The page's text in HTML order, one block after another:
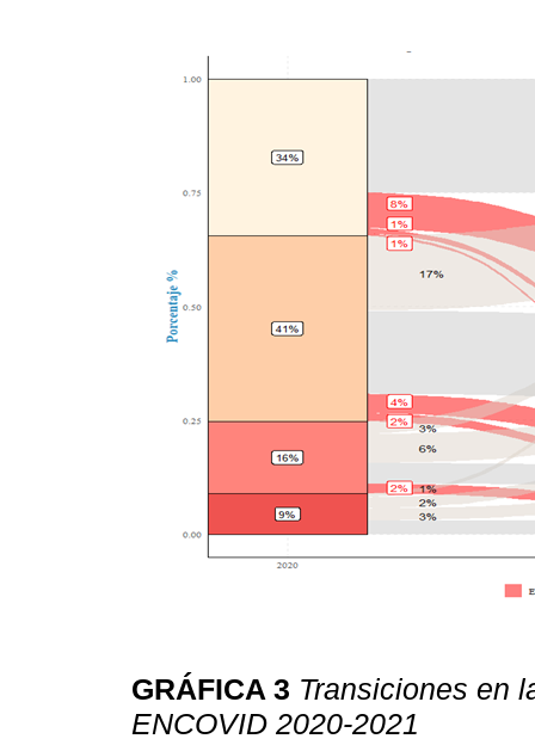
GRÁFICA 3 Transiciones en
ENCOVID 2020-2021